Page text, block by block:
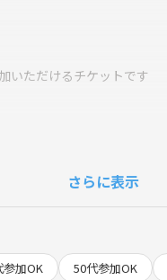
いただけるチケットです
の動画をご案内します）
予定）
さらに表示
参加OK 50代参加OK